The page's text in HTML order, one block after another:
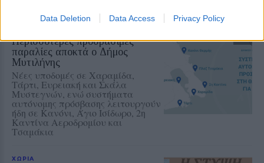
Data Deletion Data Access Privacy Policy
Περισσότερες προσβάσιμες
παραλίες αποκτά ο Δήμος
Μυτιλήνης
Νέες υποδομές σε Χαραμίδα,
Τάρτι, Ευρειακή και Σκάλα
Μυστεγνών, ενώ συστήματα
αυτόνομης πρόσβασης λειτουργούν
ήδη σε Κανόνι, Άγιο Ισίδωρο, 2η
Καντίνα Αεροδρομίου και
Τσαμάκια
ΧΩΡΙΑ